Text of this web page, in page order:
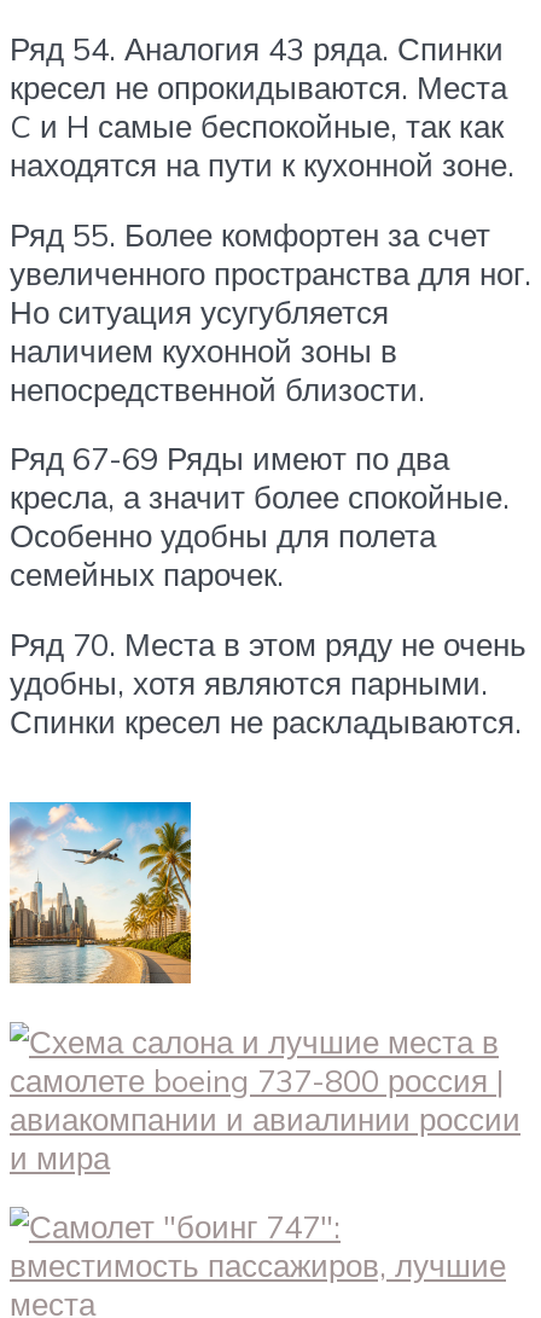
Ряд 54. Аналогия 43 ряда. Спинки
кресел не опрокидываются. Места
C и H самые беспокойные, так как
находятся на пути к кухонной зоне.
Ряд 55. Более комфортен за счет
увеличенного пространства для ног.
Но ситуация усугубляется
наличием кухонной зоны в
непосредственной близости.
Ряд 67-69 Ряды имеют по два
кресла, а значит более спокойные.
Особенно удобны для полета
семейных парочек.
Ряд 70. Места в этом ряду не очень
удобны, хотя являются парными.
Спинки кресел не раскладываются.